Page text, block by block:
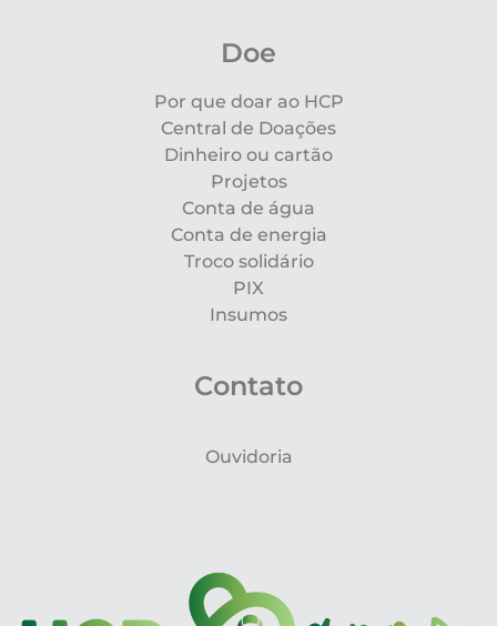
Doe
Por que doar ao HCP
Central de Doações
Dinheiro ou cartão
Projetos
Conta de água
Conta de energia
Troco solidário
PIX
Insumos
Contato
Ouvidoria